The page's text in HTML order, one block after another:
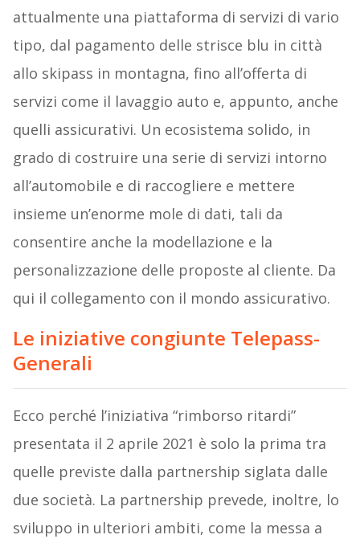
attualmente una piattaforma di servizi di vario
tipo, dal pagamento delle strisce blu in città
allo skipass in montagna, fino all’offerta di
servizi come il lavaggio auto e, appunto, anche
quelli assicurativi. Un ecosistema solido, in
grado di costruire una serie di servizi intorno
all’automobile e di raccogliere e mettere
insieme un’enorme mole di dati, tali da
consentire anche la modellazione e la
personalizzazione delle proposte al cliente. Da
qui il collegamento con il mondo assicurativo.
Le iniziative congiunte Telepass-
Generali
Ecco perché l’iniziativa “rimborso ritardi”
presentata il 2 aprile 2021 è solo la prima tra
quelle previste dalla partnership siglata dalle
due società. La partnership prevede, inoltre, lo
sviluppo in ulteriori ambiti, come la messa a